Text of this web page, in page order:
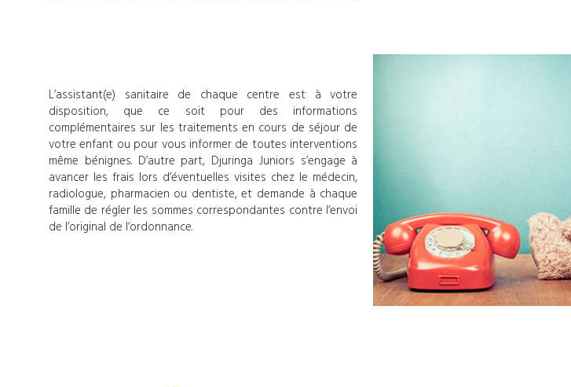
d'hébergements
Informations
pratiques
L’assistant(e) sanitaire de chaque centre est à votre
disposition, que ce soit pour des informations
complémentaires sur les traitements en cours de séjour de
votre enfant ou pour vous informer de toutes interventions
même bénignes. D’autre part, Djuringa Juniors s’engage à
avancer les frais lors d’éventuelles visites chez le médecin,
radiologue, pharmacien ou dentiste, et demande à chaque
famille de régler les sommes correspondantes contre l’envoi
de l’original de l’ordonnance.